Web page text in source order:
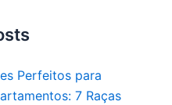
Perfeitos para
7 Raças